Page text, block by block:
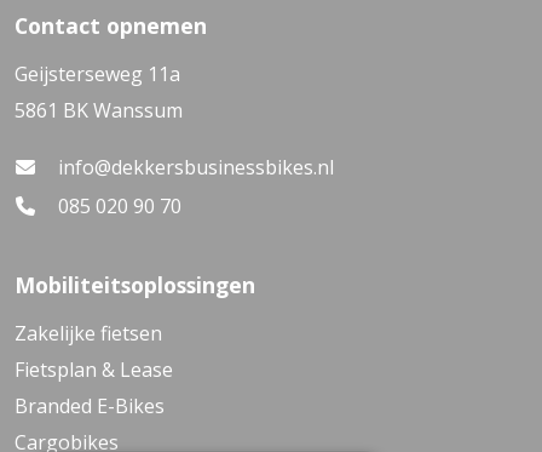
Contact opnemen
Geijsterseweg 11a
5861 BK Wanssum
info@dekkersbusinessbikes.nl
085 020 90 70
Mobiliteitsoplossingen
Zakelijke fietsen
Fietsplan & Lease
Branded E-Bikes
Cargobikes